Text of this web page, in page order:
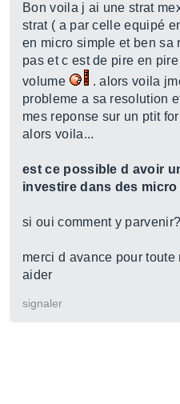
Bon voila j ai une strat
strat ( a par celle equipé
en micro simple et ben sa
pas et c est de pire en
volume
. alors voila
probleme a sa resolution
mes reponse sur un ptit
alors voila...
est ce possible d avoir
investire dans des
si oui comment y
merci d avance pour
aider
signaler